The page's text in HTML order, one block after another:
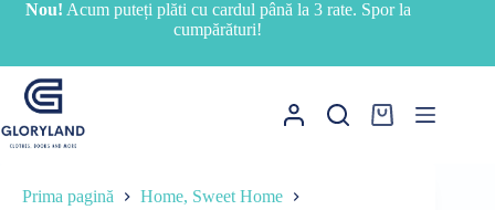
SariNou! Acum puteți plăti cu cardul până la 3 rate. Spor la
cumpărături!
Coș
Prima pagină
Home, Sweet Home